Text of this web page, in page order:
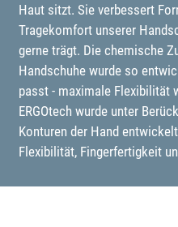
Haut sitzt. Sie verbessert
Tragekomfort unserer
gerne trägt. Die chemische
Handschuhe wurde so
passt - maximale Flexibilität
ERGOtech wurde unter
Konturen der Hand
Flexibilität, Fingerfertigkeit